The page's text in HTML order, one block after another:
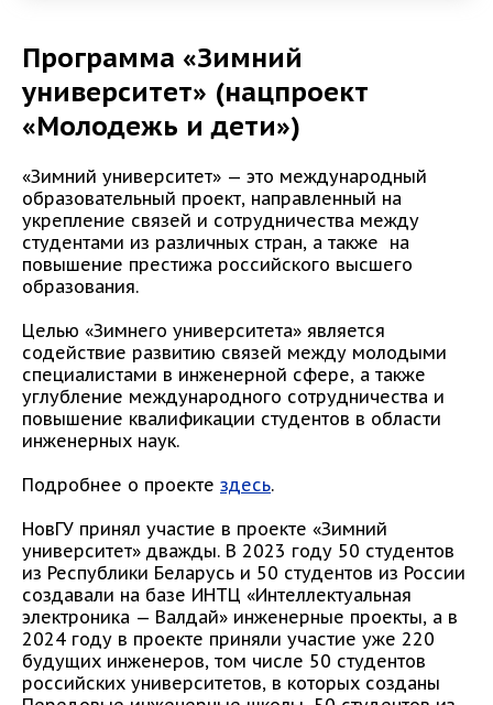
Программа «Зимний
университет» (нацпроект
«Молодежь и дети»)
«Зимний университет» — это международный
образовательный проект, направленный на
укрепление связей и сотрудничества между
студентами из различных стран, а также на
повышение престижа российского высшего
образования.
Целью «Зимнего университета» является
содействие развитию связей между молодыми
специалистами в инженерной сфере, а также
углубление международного сотрудничества и
повышение квалификации студентов в области
инженерных наук.
Подробнее о проекте здесь.
НовГУ принял участие в проекте «Зимний
университет» дважды. В 2023 году 50 студентов
из Республики Беларусь и 50 студентов из России
создавали на базе ИНТЦ «Интеллектуальная
электроника — Валдай» инженерные проекты, а в
2024 году в проекте приняли участие уже 220
будущих инженеров, том числе 50 студентов
российских университетов, в которых созданы